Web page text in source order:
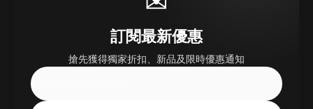
訂閱最新優惠
搶先獲得獨家折扣、新品及限時優惠通知